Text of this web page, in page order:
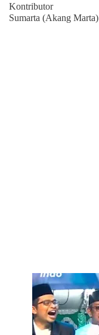
Kontributor
Sumarta (Akang Marta)